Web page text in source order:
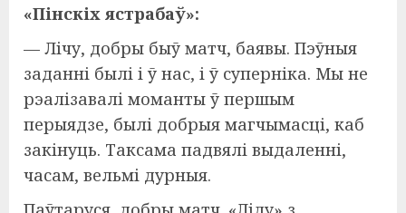
«Пінскіх ястрабаў»:
— Лічу, добры быў матч, баявы. Пэўныя
заданні былі і ў нас, і ў суперніка. Мы не
рэалізавалі моманты ў першым
перыядзе, былі добрыя магчымасці, каб
закінуць. Таксама падвялі выдаленні,
часам, вельмі дурныя.